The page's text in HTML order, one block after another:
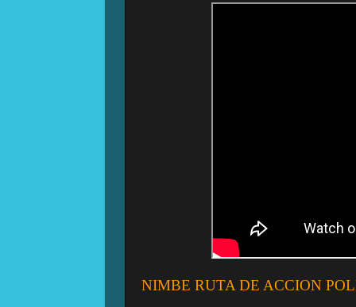
NIMBE RUTA DE ACCION